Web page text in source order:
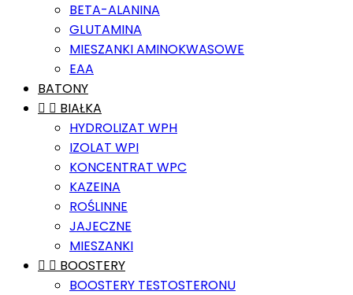
BETA-ALANINA
GLUTAMINA
MIESZANKI AMINOKWASOWE
EAA
BATONY
  BIAŁKA
HYDROLIZAT WPH
IZOLAT WPI
KONCENTRAT WPC
KAZEINA
ROŚLINNE
JAJECZNE
MIESZANKI
  BOOSTERY
BOOSTERY TESTOSTERONU